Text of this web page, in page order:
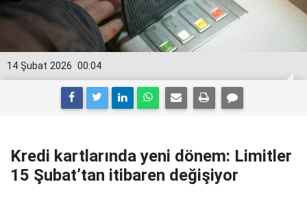
00:04
14 Şubat 2026
Kredi kartlarında yeni dönem: Limitler
15 Şubat’tan itibaren değişiyor